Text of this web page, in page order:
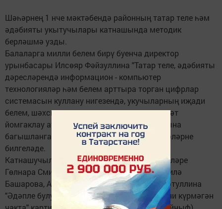
Шәһәрнең 1 нче мәктәбендә районның татар теле һәм
әдәбияты укытучылары катнашында методик
берләшмә узды.
Балаларга милли белем бирү буенча директор
урынбасары Илсөяр Фәйзуллина "Татар теле, әдәбияты
дәресләрендә информацион - компьютер
технологияләр һәм белем арттыра торган цифрлар
системасын куллану нигезендә, укучыларның иҗади
белем, шәхси активлыкларын күтәреп, дәүләт
йомгаклау аттестациясенә әзерләү" темасына
багышланган очрашуда каралачак мәсьәләләрне
билгеләде.
Катнашучыларга учреждениенең тел белгечләре
Гөлнара Смирнова, Асия Кәлимуллина, Рәфилә
Башарова, Алсу Кәримова, Җәүһәрия Хикмәтуллина
"Әдәпле булу җиңелме?" (3 нче сыйныф), "Әни күрмәгән